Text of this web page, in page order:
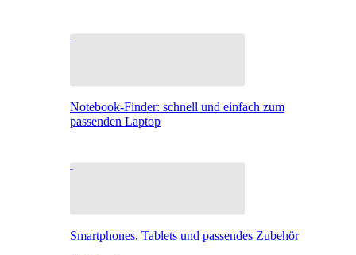
Notebook-Finder: schnell und einfach zum
passenden Laptop
Smartphones, Tablets und passendes Zubehör